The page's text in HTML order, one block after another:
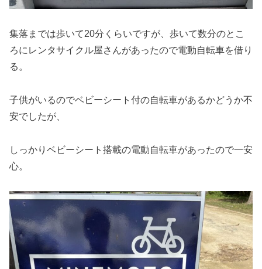
集落までは歩いて20分くらいですが、歩いて数分のとこ
ろにレンタサイクル屋さんがあったので電動自転車を借り
る。
子供がいるのでベビーシート付の自転車があるかどうか不
安でしたが、
しっかりベビーシート搭載の電動自転車があったので一安
心。